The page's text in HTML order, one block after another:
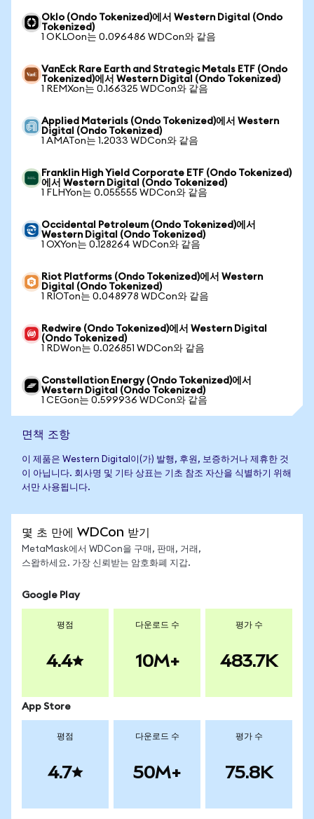
Oklo (Ondo Tokenized)에서 Western Digital (Ondo
Tokenized)
1 OKLOon는 0.096486 WDCon와 같음
VanEck Rare Earth and Strategic Metals ETF (Ondo
Tokenized)에서 Western Digital (Ondo Tokenized)
1 REMXon는 0.166325 WDCon와 같음
Applied Materials (Ondo Tokenized)에서 Western
Digital (Ondo Tokenized)
1 AMATon는 1.2033 WDCon와 같음
Franklin High Yield Corporate ETF (Ondo Tokenized)
에서 Western Digital (Ondo Tokenized)
1 FLHYon는 0.055555 WDCon와 같음
Occidental Petroleum (Ondo Tokenized)에서
Western Digital (Ondo Tokenized)
1 OXYon는 0.128264 WDCon와 같음
Riot Platforms (Ondo Tokenized)에서 Western
Digital (Ondo Tokenized)
1 RIOTon는 0.048978 WDCon와 같음
Redwire (Ondo Tokenized)에서 Western Digital
(Ondo Tokenized)
1 RDWon는 0.026851 WDCon와 같음
Constellation Energy (Ondo Tokenized)에서
Western Digital (Ondo Tokenized)
1 CEGon는 0.599936 WDCon와 같음
면책 조항
이 제품은 Western Digital이(가) 발행, 후원, 보증하거나 제휴한 것
이 아닙니다. 회사명 및 기타 상표는 기초 참조 자산을 식별하기 위해
서만 사용됩니다.
몇 초 만에 WDCon 받기
MetaMask에서 WDCon을 구매, 판매, 거래,
스왑하세요. 가장 신뢰받는 암호화폐 지갑.
Google Play
평점
4.4
다운로드 수
10M+
평가 수
483.7K
App Store
평점
4.7
다운로드 수
50M+
평가 수
75.8K